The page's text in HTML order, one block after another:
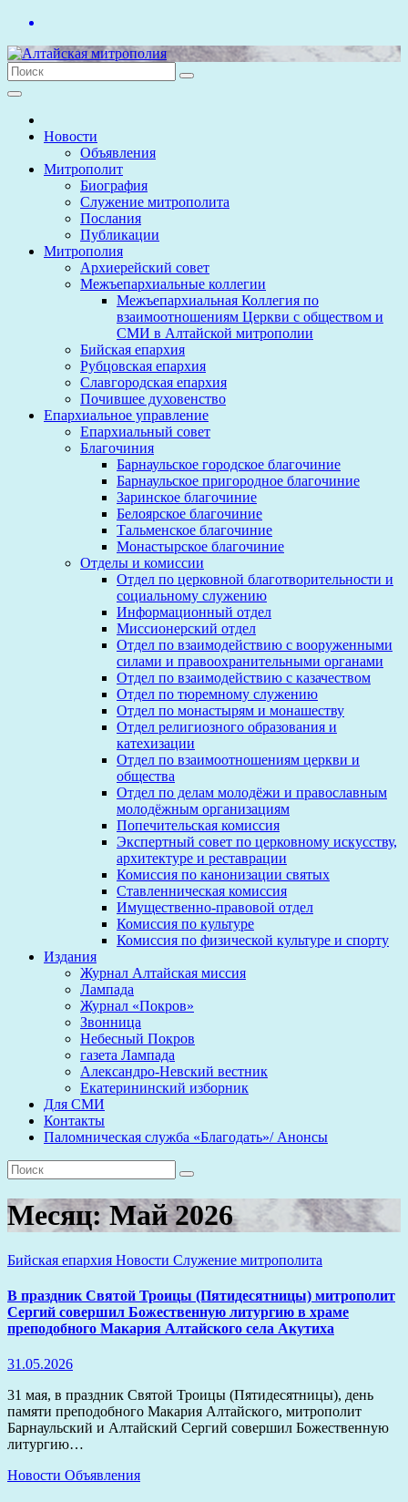
Перейти
содержимому
Новости
Объявления
Митрополит
Биография
Служение митрополита
Послания
Публикации
Митрополия
Архиерейский совет
Межъепархиальные коллегии
Межъепархиальная Коллегия по
взаимоотношениям Церкви с обществом и
СМИ в Алтайской митрополии
Бийская епархия
Рубцовская епархия
Славгородская епархия
Почившее духовенство
Епархиальное управление
Епархиальный совет
Благочиния
Барнаульское городское благочиние
Барнаульское пригородное благочиние
Заринское благочиние
Белоярское благочиние
Тальменское благочиние
Монастырское благочиние
Отделы и комиссии
Отдел по церковной благотворительности и
социальному служению
Информационный отдел
Миссионерский отдел
Отдел по взаимодействию с вооруженными
силами и правоохранительными органами
Отдел по взаимодействию с казачеством
Отдел по тюремному служению
Отдел по монастырям и монашеству
Отдел религиозного образования и
катехизации
Отдел по взаимоотношениям церкви и
общества
Отдел по делам молодёжи и православным
молодёжным организациям
Попечительская комиссия
Экспертный совет по церковному искусству,
архитектуре и реставрации
Комиссия по канонизации святых
Ставленническая комиссия
Имущественно-правовой отдел
Комиссия по культуре
Комиссия по физической культуре и спорту
Издания
Журнал Алтайская миссия
Лампада
Журнал «Покров»
Звонница
Небесный Покров
газета Лампада
Александро-Невский вестник
Екатерининский изборник
Для СМИ
Контакты
Паломническая служба «Благодать»/ Анонсы
Месяц:Май 2026
Бийская епархия Новости Служение митрополита
В праздник Святой Троицы (Пятидесятницы) митрополит
Сергий совершил Божественную литургию в храме
преподобного Макария Алтайского села Акутиха
31.05.2026
31 мая, в праздник Святой Троицы (Пятидесятницы), день
памяти преподобного Макария Алтайского, митрополит
Барнаульский и Алтайский Сергий совершил Божественную
литургию…
Новости Объявления